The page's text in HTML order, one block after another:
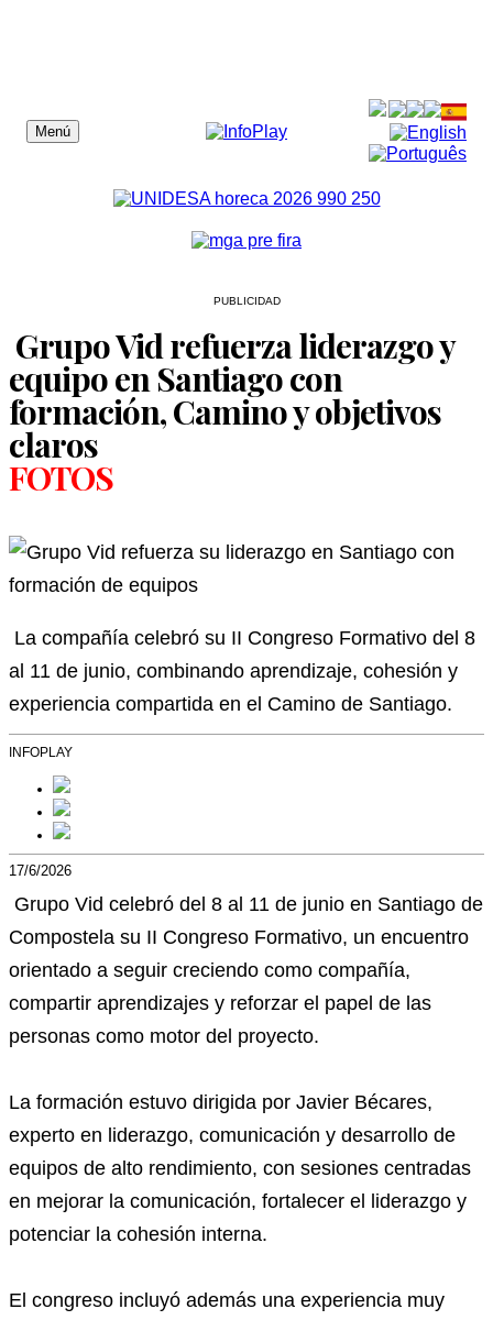
Menú
PUBLICIDAD
Grupo Vid refuerza liderazgo y
equipo en Santiago con
formación, Camino y objetivos
claros
FOTOS
La compañía celebró su II Congreso Formativo del 8
al 11 de junio, combinando aprendizaje, cohesión y
experiencia compartida en el Camino de Santiago.
INFOPLAY
17/6/2026
Grupo Vid celebró del 8 al 11 de junio en Santiago de
Compostela su II Congreso Formativo, un encuentro
orientado a seguir creciendo como compañía,
compartir aprendizajes y reforzar el papel de las
personas como motor del proyecto.
La formación estuvo dirigida por Javier Bécares,
experto en liderazgo, comunicación y desarrollo de
equipos de alto rendimiento, con sesiones centradas
en mejorar la comunicación, fortalecer el liderazgo y
potenciar la cohesión interna.
El congreso incluyó además una experiencia muy